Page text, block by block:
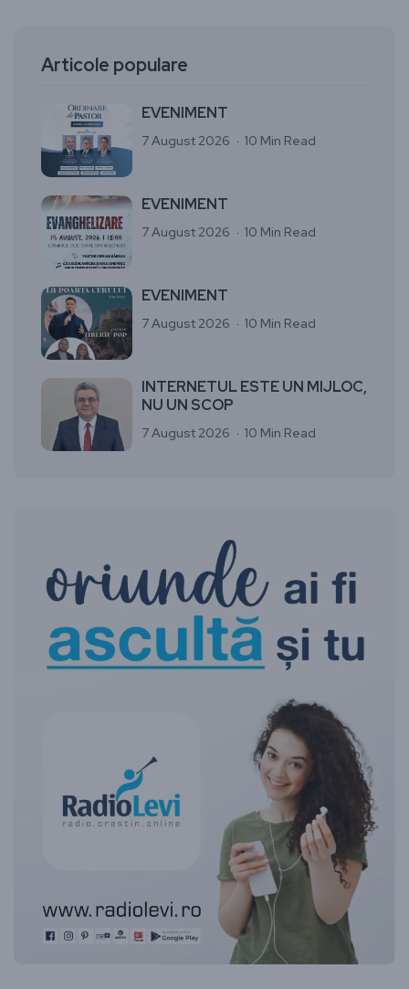
Articole populare
EVENIMENT
7 August 2026 10 Min Read
EVENIMENT
7 August 2026 10 Min Read
EVENIMENT
7 August 2026 10 Min Read
INTERNETUL ESTE UN MIJLOC,
NU UN SCOP
7 August 2026 10 Min Read